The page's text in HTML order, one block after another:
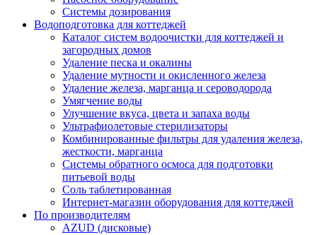
Системы дозирования
Водоподготовка для коттеджей
Каталог систем водоочистки для коттеджей и
загородных домов
Удаление песка и окалины
Удаление мутности и окисленного железа
Удаление железа, марганца и сероводорода
Умягчение воды
Улучшение вкуса, цвета и запаха воды
Ультрафиолетовые стерилизаторы
Комбинированные фильтры для удаления железа,
жесткости, марганца
Системы обратного осмоса для подготовки
питьевой воды
Соль таблетированная
Интернет-магазин оборудования для коттеджей
По производителям
AZUD (дисковые)